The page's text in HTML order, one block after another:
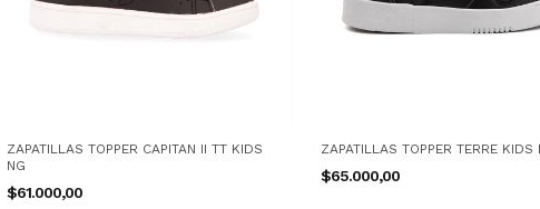
ZAPATILLAS TOPPER CAPITAN II TT KIDS
NG
$61.000,00
ZAPATILLAS TOPPER TERRE KIDS
$65.000,00